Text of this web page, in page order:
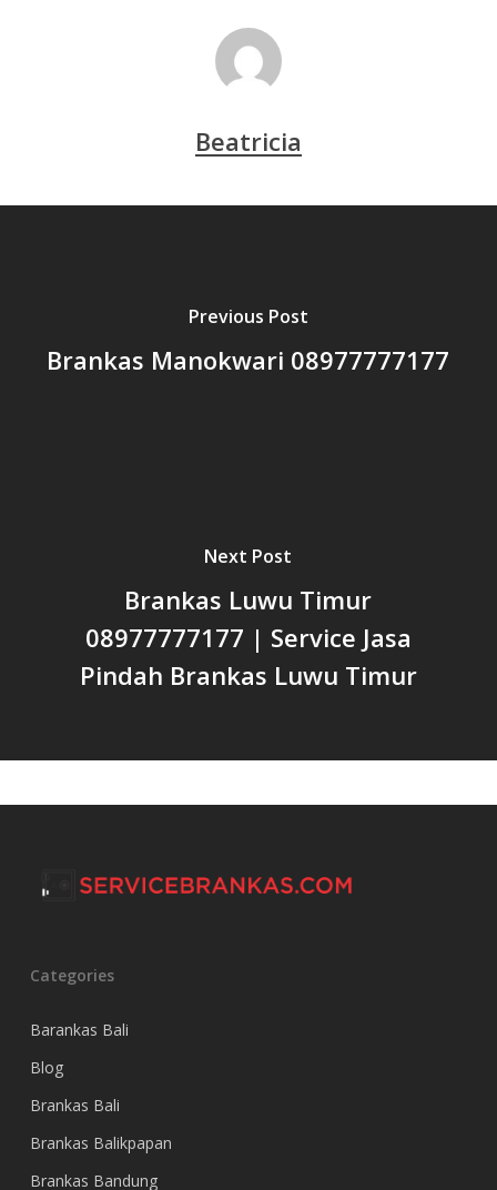
Beatricia
Previous Post
Brankas Manokwari 08977777177
Next Post
Brankas Luwu Timur
08977777177 | Service Jasa
Pindah Brankas Luwu Timur
Categories
Barankas Bali
Blog
Brankas Bali
Brankas Balikpapan
Brankas Bandung